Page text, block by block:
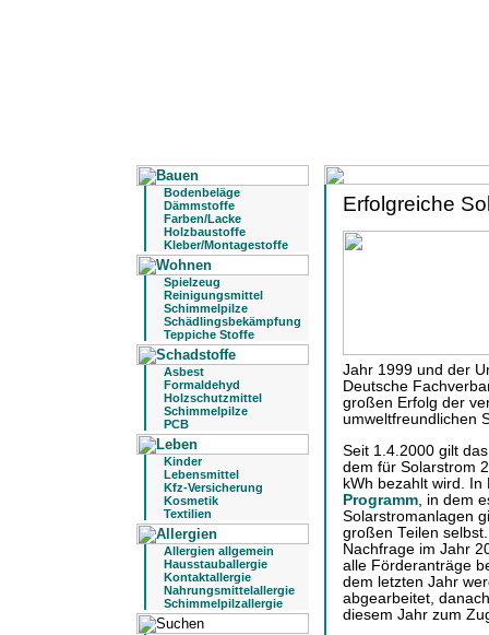
Bodenbeläge
Dämmstoffe
Farben/Lacke
Holzbaustoffe
Kleber/Montagestoffe
Spielzeug
Reinigungsmittel
Schimmelpilze
Schädlingsbekämpfung
Teppiche Stoffe
Asbest
Formaldehyd
Holzschutzmittel
Schimmelpilze
PCB
Kinder
Lebensmittel
Kfz-Versicherung
Kosmetik
Textilien
Allergien allgemein
Hausstauballergie
Kontaktallergie
Nahrungsmittelallergie
Schimmelpilzallergie
Erfolgreiche
Jahr 1999 und der
Deutsche
großen Erfolg der
umweltfreundlichen
Seit 1.4.2000 gilt
dem für Solarstrom
kWh bezahlt wird.
Programm, in dem
Solarstromanlagen
großen Teilen
Nachfrage im Jahr
alle Förderanträge
dem letzten Jahr
abgearbeitet,
diesem Jahr zum